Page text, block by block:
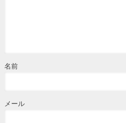
名前
メール